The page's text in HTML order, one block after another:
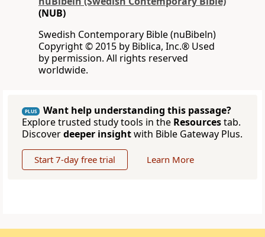
(NUB)
Swedish Contemporary Bible (nuBibeln)
Copyright © 2015 by Biblica, Inc.® Used
by permission. All rights reserved
worldwide.
PLUS
Want help understanding this passage?
Explore trusted study tools in the Resourcestab.
Discoverdeeper insightwith Bible Gateway Plus.
Start 7-day free trial Learn More